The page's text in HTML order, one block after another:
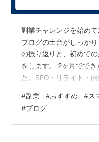
副業チャレンジを始め
ブログの土台がしっか
の振り返りと、初めて
をします。 2ヶ月でで
た。SEO・リライト・
しました。Googleアナ
A8.net・X・LINE公式
整っています。 初めて
集客面 □ 記事が50本以
#副業 #おすすめ #ス
#ブログ